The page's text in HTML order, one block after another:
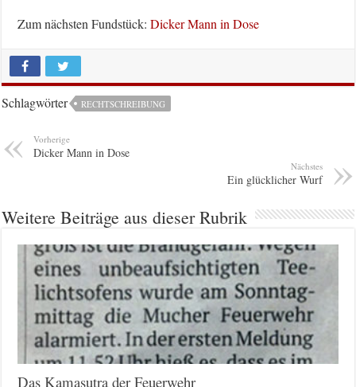
Zum nächsten Fundstück:Dicker Mann in Dose
Schlagwörter RECHTSCHREIBUNG
Vorherige
Dicker Mann in Dose
Nächstes
Ein glücklicher Wurf
Weitere Beiträge aus dieser Rubrik
Das Kamasutra der Feuerwehr